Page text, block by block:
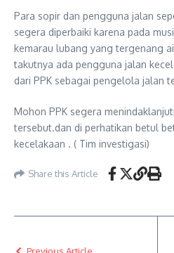
Para sopir dan pengguna jalan
segera diperbaiki karena pada
kemarau lubang yang tergenang
takutnya ada pengguna jalan
dari PPK sebagai pengelola jalan
Mohon PPK segera
tersebut.dan di perhatikan betul
kecelakaan . ( Tim investigasi)
Share this Article